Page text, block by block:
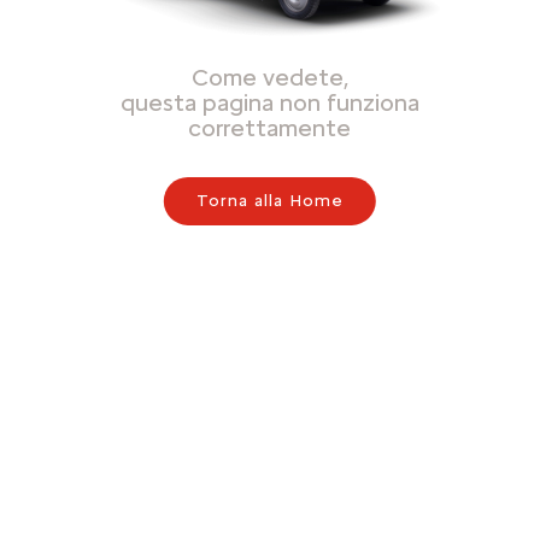
Come vedete,
questa pagina non funziona
correttamente
Torna alla Home